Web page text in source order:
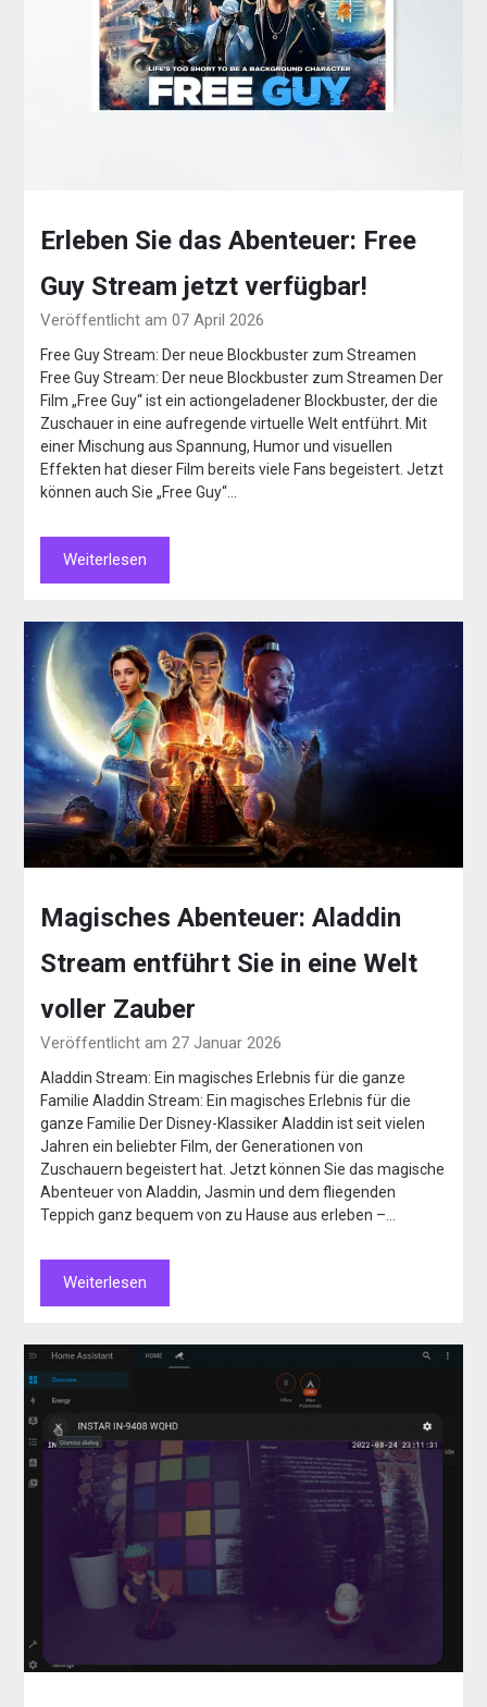
Erleben Sie das Abenteuer: Free
Guy Stream jetzt verfügbar!
Veröffentlicht am 07 April 2026
Free Guy Stream: Der neue Blockbuster zum Streamen
Free Guy Stream: Der neue Blockbuster zum Streamen Der
Film „Free Guy“ ist ein actiongeladener Blockbuster, der die
Zuschauer in eine aufregende virtuelle Welt entführt. Mit
einer Mischung aus Spannung, Humor und visuellen
Effekten hat dieser Film bereits viele Fans begeistert. Jetzt
können auch Sie „Free Guy“…
Weiterlesen
Magisches Abenteuer: Aladdin
Stream entführt Sie in eine Welt
voller Zauber
Veröffentlicht am 27 Januar 2026
Aladdin Stream: Ein magisches Erlebnis für die ganze
Familie Aladdin Stream: Ein magisches Erlebnis für die
ganze Familie Der Disney-Klassiker Aladdin ist seit vielen
Jahren ein beliebter Film, der Generationen von
Zuschauern begeistert hat. Jetzt können Sie das magische
Abenteuer von Aladdin, Jasmin und dem fliegenden
Teppich ganz bequem von zu Hause aus erleben –…
Weiterlesen